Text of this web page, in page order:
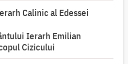
Calinic al Edessei
Ierarh Emilian
Cizicului